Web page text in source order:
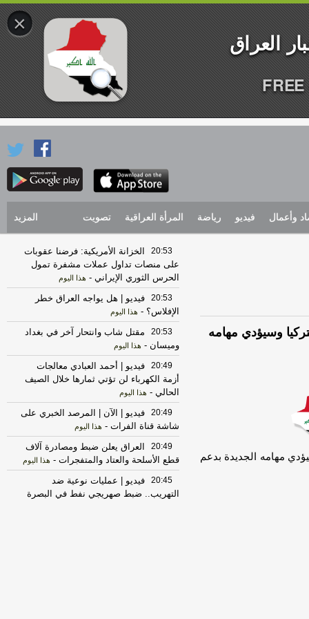
وأعمال فيديو رياضة المرأة العراقية تصويت المزيد
وسيؤدي مهامه
مهامه الجديدة بدعم
20:53
الخزانة الأمريكية: فرضنا عقوبات
على منصات تداول عملات مشفرة تمول
الحرس الثوري الإيراني - هذا اليوم
20:53
فيديو | هل يواجه العراق خطر
الإفلاس؟ - هذا اليوم
20:53
مقتل شاب وانتحار آخر في بغداد
وميسان - هذا اليوم
20:49
فيديو | أحمد العبادي معالجات
أزمة الكهرباء لن تؤتي ثمارها خلال الصيف
الحالي - هذا اليوم
20:49
فيديو | الآن | المرصد الخبري على
شاشة قناة الفرات - هذا اليوم
20:49
العراق يعلن ضبط ومصادرة آلاف
قطع الأسلحة والعتاد والمتفجرات - هذا اليوم
20:45
فيديو | عمليات نوعية ضد
التهريب.. ضبط صهريجي نفط في البصرة
×